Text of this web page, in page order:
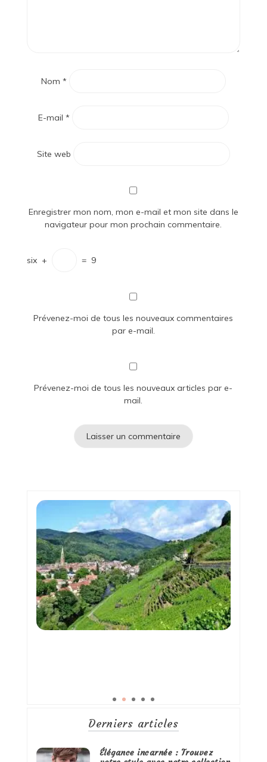
Nom *
E-mail *
Site web
Enregistrer mon nom, mon e-mail et mon site dans le
navigateur pour mon prochain commentaire.
six + = 9
Prévenez-moi de tous les nouveaux commentaires
par e-mail.
Prévenez-moi de tous les nouveaux articles par e-
mail.
Derniers articles
Élégance incarnée : Trouvez